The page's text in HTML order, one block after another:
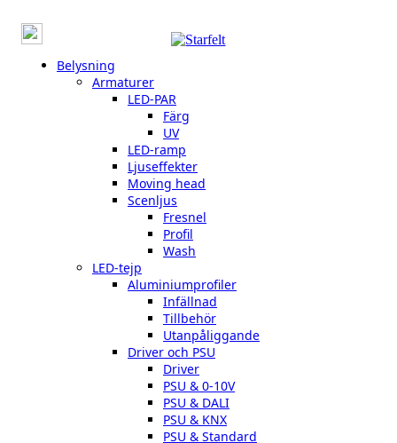
Belysning
Armaturer
LED-PAR
Färg
UV
LED-ramp
Ljuseffekter
Moving head
Scenljus
Fresnel
Profil
Wash
LED-tejp
Aluminiumprofiler
Infällnad
Tillbehör
Utanpåliggande
Driver och PSU
Driver
PSU & 0-10V
PSU & DALI
PSU & KNX
PSU & Standard